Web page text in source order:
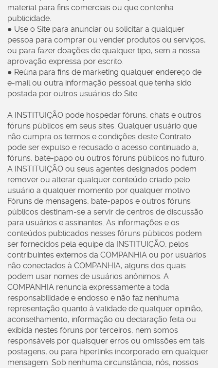
material para fins comerciais ou que contenha
publicidade.
● Use o Site para anunciar ou solicitar a qualquer
pessoa para comprar ou vender produtos ou serviços,
ou para fazer doações de qualquer tipo, sem a nossa
aprovação expressa por escrito.
● Reúna para fins de marketing qualquer endereço de
e-mail ou outra informação pessoal que tenha sido
postada por outros usuários do Site.
A INSTITUIÇÃO pode hospedar fóruns, chats e outros
fóruns públicos em seus sites. Qualquer usuário que
não cumpra os termos e condições deste Contrato
pode ser expulso e recusado o acesso continuado a,
fóruns, bate-papo ou outros fóruns públicos no futuro.
A INSTITUIÇÃO ou seus agentes designados podem
remover ou alterar qualquer conteúdo criado pelo
usuário a qualquer momento por qualquer motivo.
Fóruns de mensagens, bate-papos e outros fóruns
públicos destinam-se a servir de centros de discussão
para usuários e assinantes. As informações e os
conteúdos publicados nesses fóruns públicos podem
ser fornecidos pela equipe da INSTITUIÇÃO, pelos
contribuintes externos da COMPANHIA ou por usuários
não conectados à COMPANHIA, alguns dos quais
podem usar nomes de usuários anônimos. A
COMPANHIA renuncia expressamente a toda
responsabilidade e endosso e não faz nenhuma
representação quanto à validade de qualquer opinião,
aconselhamento, informação ou declaração feita ou
exibida nestes fóruns por terceiros, nem somos
responsáveis por quaisquer erros ou omissões em tais
postagens, ou para hiperlinks incorporado em qualquer
mensagem. Sob nenhuma circunstância, nós, nossos